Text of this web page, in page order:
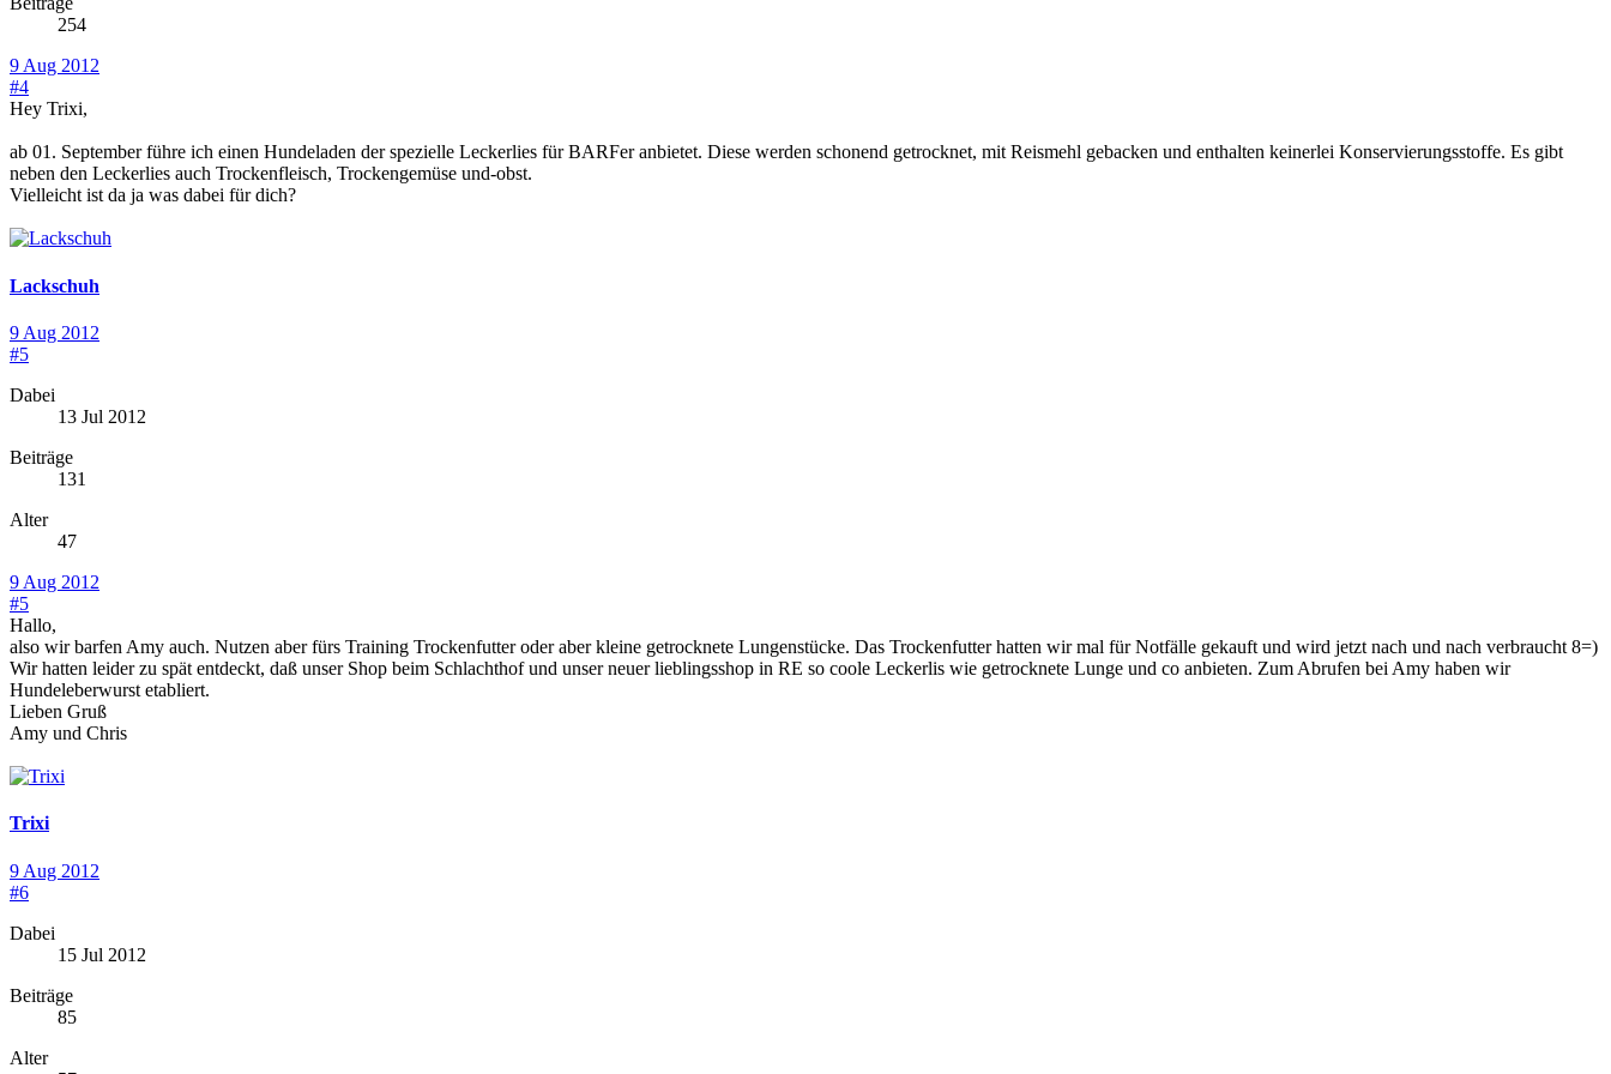
254
9 Aug 2012
#4
Hey Trixi,
ab 01. September führe ich einen Hundeladen der spezielle Leckerlies für BARFer anbietet. Diese werden schonend getrocknet, mit Reismehl gebacken und enthalten keinerlei Konservierungsstoffe. Es gibt
neben den Leckerlies auch Trockenfleisch, Trockengemüse und-obst.
Vielleicht ist da ja was dabei für dich?
Lackschuh
9 Aug 2012
#5
Dabei
13 Jul 2012
Beiträge
131
Alter
47
9 Aug 2012
#5
Hallo,
also wir barfen Amy auch. Nutzen aber fürs Training Trockenfutter oder aber kleine getrocknete Lungenstücke. Das Trockenfutter hatten wir mal für Notfälle gekauft und wird jetzt nach und nach verbraucht 8=)
Wir hatten leider zu spät entdeckt, daß unser Shop beim Schlachthof und unser neuer lieblingsshop in RE so coole Leckerlis wie getrocknete Lunge und co anbieten. Zum Abrufen bei Amy haben wir
Hundeleberwurst etabliert.
Lieben Gruß
Amy und Chris
Trixi
9 Aug 2012
#6
Dabei
15 Jul 2012
Beiträge
85
Alter